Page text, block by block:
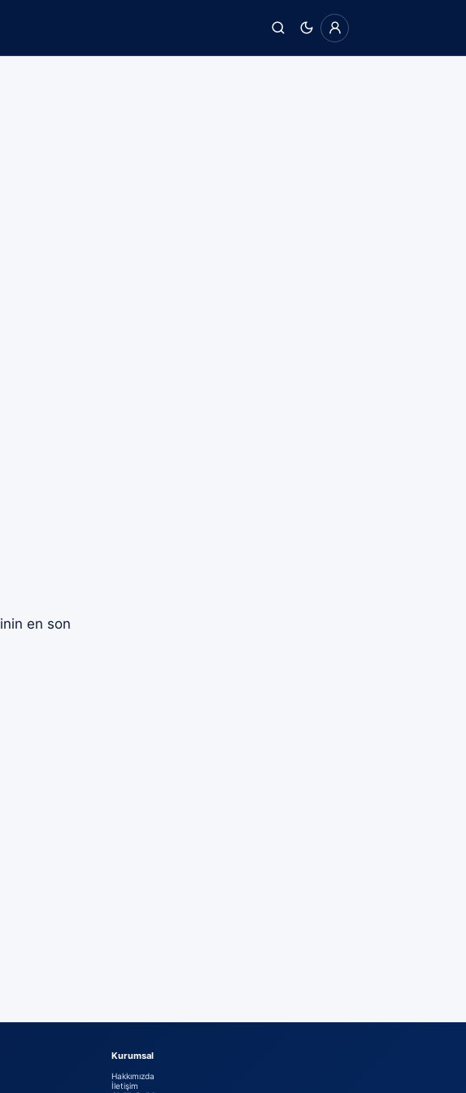
en son
Kurumsal
Hakkımızda
İletişim